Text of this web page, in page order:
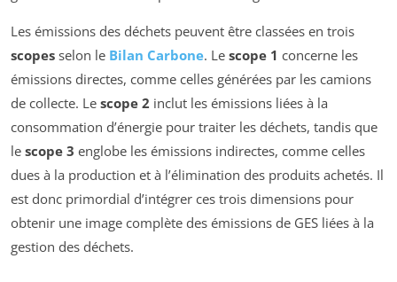
Les émissions des déchets peuvent être classées en trois
scopes selon le Bilan Carbone. Le scope 1 concerne les
émissions directes, comme celles générées par les camions
de collecte. Le scope 2 inclut les émissions liées à la
consommation d’énergie pour traiter les déchets, tandis que
le scope 3 englobe les émissions indirectes, comme celles
dues à la production et à l’élimination des produits achetés. Il
est donc primordial d’intégrer ces trois dimensions pour
obtenir une image complète des émissions de GES liées à la
gestion des déchets.